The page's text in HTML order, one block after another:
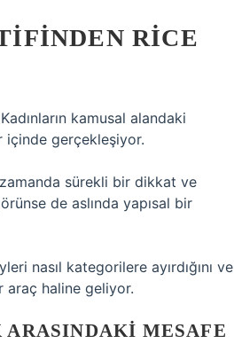
RICE
kamusal alandaki
içinde gerçekleşiyor.
zamanda sürekli bir dikkat ve
de aslında yapısal bir
nasıl kategorilere ayırdığını ve
araç haline geliyor.
MESAFE